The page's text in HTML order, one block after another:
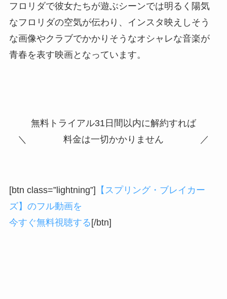
フロリダで彼女たちが遊ぶシーンでは明るく陽気
なフロリダの空気が伝わり、インスタ映えしそう
な画像やクラブでかかりそうなオシャレな音楽が
青春を表す映画となっています。
無料トライアル31日間以内に解約すれば
＼ 料金は一切かかりません ／
[btn class=”lightning”] 【スプリング・ブレイカー
ズ】のフル動画を
今すぐ無料視聴する [/btn]